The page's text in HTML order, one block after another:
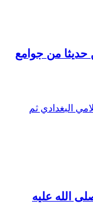
من جوامع
البغدادي ثم
الله عليه